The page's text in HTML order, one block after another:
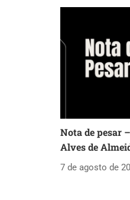
Nota de pesar
Alves de
7 de agosto de